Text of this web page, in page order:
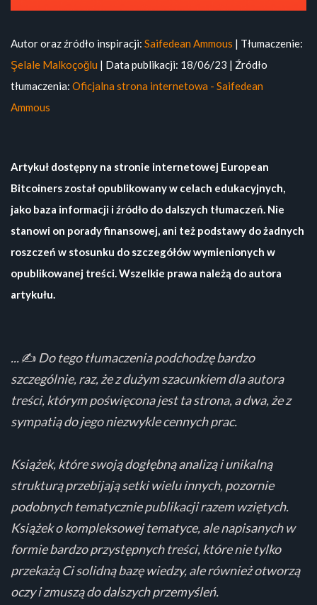
Autor oraz źródło inspiracji: Saifedean Ammous | Tłumaczenie:
Şelale Malkoçoğlu | Data publikacji: 18/06/23 | Źródło
tłumaczenia: Oficjalna strona internetowa - Saifedean
Ammous
Artykuł dostępny na stronie internetowej European
Bitcoiners został opublikowany w celach edukacyjnych,
jako baza informacji i źródło do dalszych tłumaczeń. Nie
stanowi on porady finansowej, ani też podstawy do żadnych
roszczeń w stosunku do szczegółów wymienionych w
opublikowanej treści. Wszelkie prawa należą do autora
artykułu.
...✍️ Do tego tłumaczenia podchodzę bardzo
szczególnie, raz, że z dużym szacunkiem dla autora
treści, którym poświęcona jest ta strona, a dwa, że z
sympatią do jego niezwykle cennych prac.
Książek, które swoją dogłębną analizą i unikalną
strukturą przebijają setki wielu innych, pozornie
podobnych tematycznie publikacji razem wziętych.
Książek o kompleksowej tematyce, ale napisanych w
formie bardzo przystępnych treści, które nie tylko
przekażą Ci solidną bazę wiedzy, ale również otworzą
oczy i zmuszą do dalszych przemyśleń.